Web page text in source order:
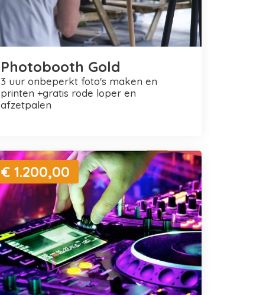
Photobooth Gold
3 uur onbeperkt foto's maken en
printen +gratis rode loper en
afzetpalen
€ 1.200,00